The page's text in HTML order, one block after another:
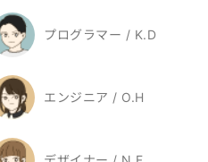
プログラマー / K.D
エンジニア / O.H